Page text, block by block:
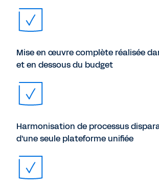
Mise en œuvre complète réalisée
et en dessous du budget
Harmonisation de processus
d'une seule plateforme unifiée